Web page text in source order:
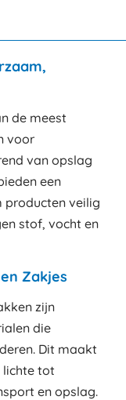
de meest
voor
van opslag
een
producten veilig
stof, vocht en
Zakjes
zijn
die
Dit maakt
lichte tot
en opslag.